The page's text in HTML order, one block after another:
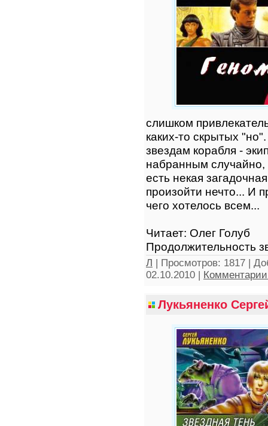
слишком
каких-то скрытых
звездам корабля -
набранным случайно,
есть некая
произойти нечто... И
чего хотелось всем...
Читает: Олег Голуб
Продолжительность
Л | Просмотров: 1817 |
02.10.2010 |
Лукьяненко